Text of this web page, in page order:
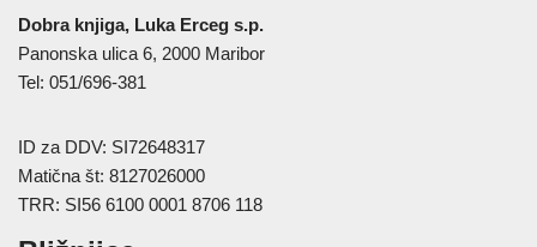
Dobra knjiga, Luka Erceg s.p.
Panonska ulica 6, 2000 Maribor
Tel: 051/696-381
ID za DDV: SI72648317
Matična št: 8127026000
TRR: SI56 6100 0001 8706 118